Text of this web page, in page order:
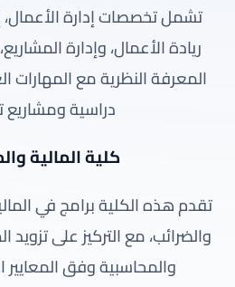
تشمل تخصصات إدارة الأعمال،
ريادة الأعمال، وإدارة
المعرفة النظرية مع المهارات
دراسية ومشاريع
كلية المالية
تقدم هذه الكلية برامج في
والضرائب، مع التركيز على تزويد
والمحاسبية وفق المعايير